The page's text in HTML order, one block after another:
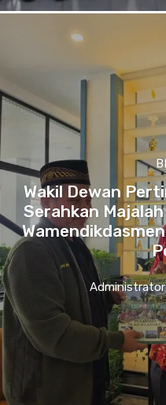
Wakil Dewan
Serahkan
Administrator